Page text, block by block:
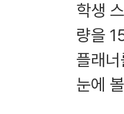
학생
량을
플래
눈에